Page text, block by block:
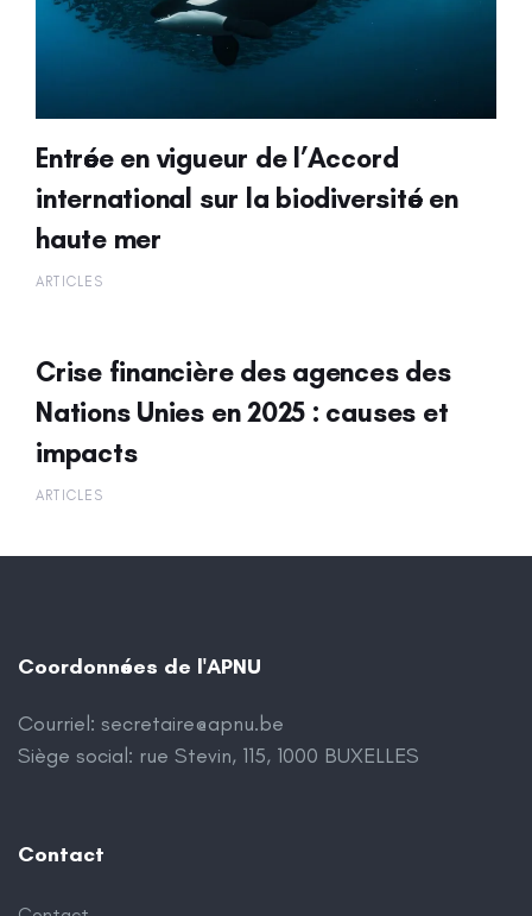
Entrée en vigueur de l’Accord
international sur la biodiversité en
haute mer
ARTICLES
Crise financière des agences des
Nations Unies en 2025 : causes et
impacts
ARTICLES
Coordonnées de l'APNU
Courriel: secretaire@apnu.be
Siège social: rue Stevin, 115, 1000 BUXELLES
Contact